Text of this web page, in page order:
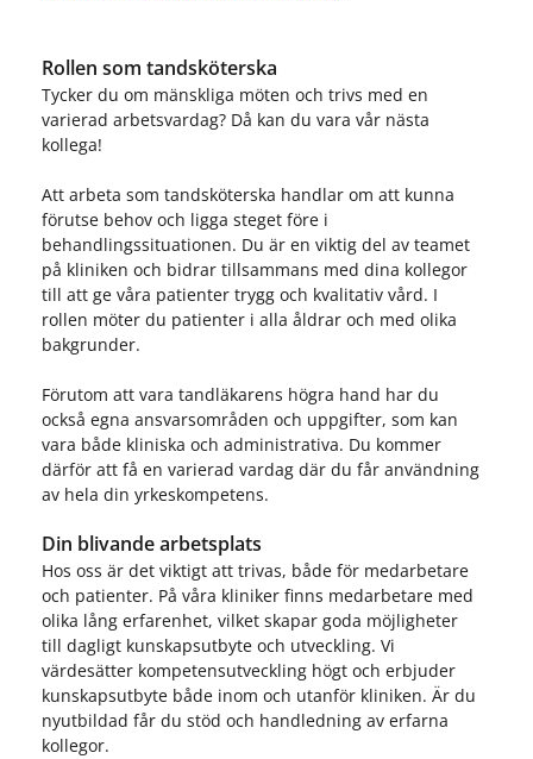
Rollen som tandsköterska
Tycker du om mänskliga möten och trivs med en
varierad arbetsvardag? Då kan du vara vår nästa
kollega!
Att arbeta som tandsköterska handlar om att kunna
förutse behov och ligga steget före i
behandlingssituationen. Du är en viktig del av teamet
på kliniken och bidrar tillsammans med dina kollegor
till att ge våra patienter trygg och kvalitativ vård. I
rollen möter du patienter i alla åldrar och med olika
bakgrunder.
Förutom att vara tandläkarens högra hand har du
också egna ansvarsområden och uppgifter, som kan
vara både kliniska och administrativa. Du kommer
därför att få en varierad vardag där du får användning
av hela din yrkeskompetens.
Din blivande arbetsplats
Hos oss är det viktigt att trivas, både för medarbetare
och patienter. På våra kliniker finns medarbetare med
olika lång erfarenhet, vilket skapar goda möjligheter
till dagligt kunskapsutbyte och utveckling. Vi
värdesätter kompetensutveckling högt och erbjuder
kunskapsutbyte både inom och utanför kliniken. Är du
nyutbildad får du stöd och handledning av erfarna
kollegor.